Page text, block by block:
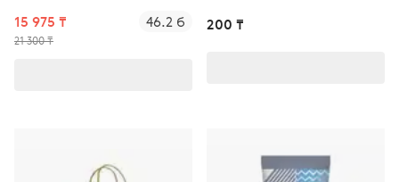
15 975 ₸
21 300 ₸
46.2 б 200 ₸